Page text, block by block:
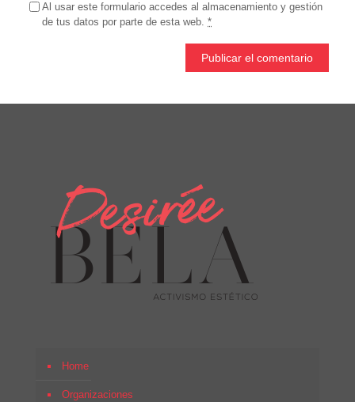
Al usar este formulario accedes al almacenamiento y gestión
de tus datos por parte de esta web. *
Home
Organizaciones